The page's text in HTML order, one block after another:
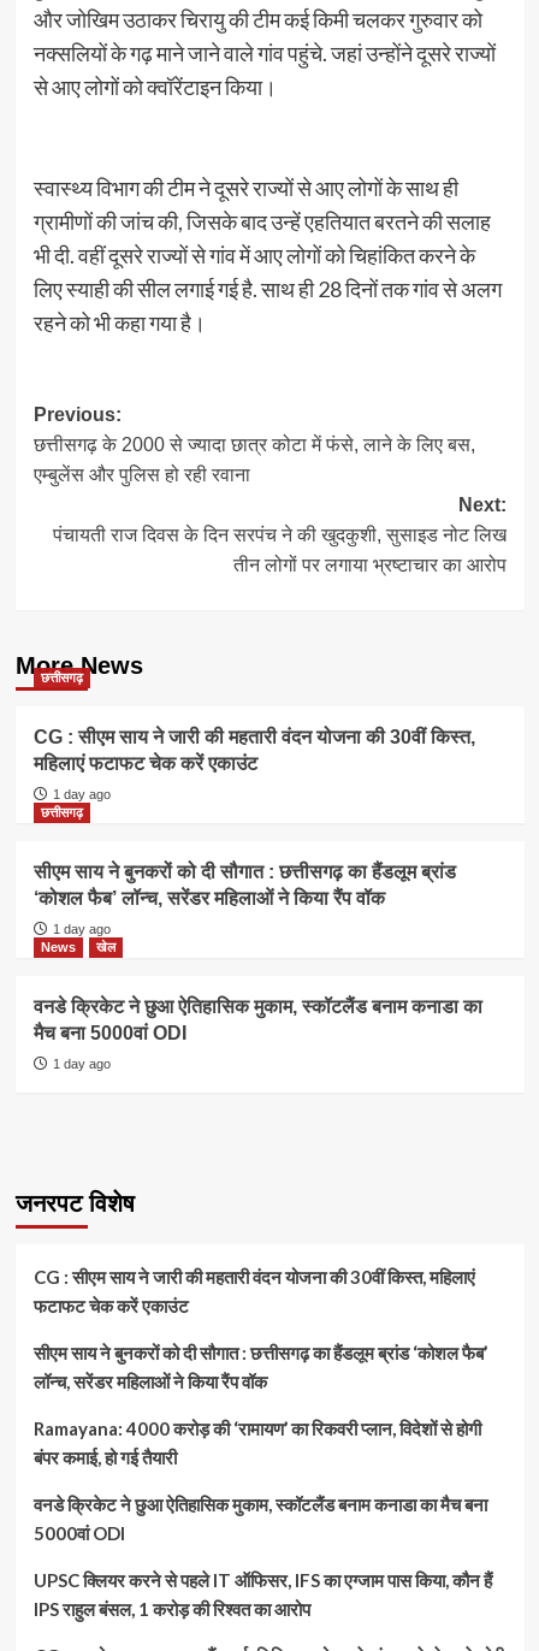
और जोखिम उठाकर चिरायु की टीम कई किमी चलकर गुरुवार को
नक्सलियों के गढ़ माने जाने वाले गांव पहुंचे. जहां उन्होंने दूसरे राज्यों
से आए लोगों को क्वॉरेंटाइन किया।
स्वास्थ्य विभाग की टीम ने दूसरे राज्यों से आए लोगों के साथ ही
ग्रामीणों की जांच की, जिसके बाद उन्हें एहतियात बरतने की सलाह
भी दी. वहीं दूसरे राज्यों से गांव में आए लोगों को चिहांकित करने के
लिए स्याही की सील लगाई गई है. साथ ही 28 दिनों तक गांव से अलग
रहने को भी कहा गया है।
Post
navigation
Previous:
छत्तीसगढ़ के 2000 से ज्यादा छात्र कोटा में फंसे, लाने के लिए बस,
एम्बुलेंस और पुलिस हो रही रवाना
Next:
पंचायती राज दिवस के दिन सरपंच ने की खुदकुशी, सुसाइड नोट लिख
तीन लोगों पर लगाया भ्रष्टाचार का आरोप
More News
छत्तीसगढ़
CG : सीएम साय ने जारी की महतारी वंदन योजना की 30वीं किस्त,
महिलाएं फटाफट चेक करें एकाउंट
1 day ago
छत्तीसगढ़
सीएम साय ने बुनकरों को दी सौगात : छत्तीसगढ़ का हैंडलूम ब्रांड
‘कोशल फैब’ लॉन्च, सरेंडर महिलाओं ने किया रैंप वॉक
1 day ago
News
खेल
वनडे क्रिकेट ने छुआ ऐतिहासिक मुकाम, स्कॉटलैंड बनाम कनाडा का
मैच बना 5000वां ODI
1 day ago
जनरपट विशेष
CG : सीएम साय ने जारी की महतारी वंदन योजना की 30वीं किस्त, महिलाएं
फटाफट चेक करें एकाउंट
सीएम साय ने बुनकरों को दी सौगात : छत्तीसगढ़ का हैंडलूम ब्रांड ‘कोशल फैब’
लॉन्च, सरेंडर महिलाओं ने किया रैंप वॉक
Ramayana: 4000 करोड़ की ‘रामायण’ का रिकवरी प्लान, विदेशों से होगी
बंपर कमाई, हो गई तैयारी
वनडे क्रिकेट ने छुआ ऐतिहासिक मुकाम, स्कॉटलैंड बनाम कनाडा का मैच बना
5000वां ODI
UPSC क्लियर करने से पहले IT ऑफिसर, IFS का एग्जाम पास किया, कौन हैं
IPS राहुल बंसल, 1 करोड़ की रिश्वत का आरोप